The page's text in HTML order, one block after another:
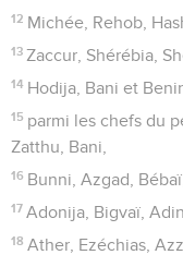
12 Michée, Rehob,
13 Zaccur, Shérébia,
14 Hodija, Bani et
15 parmi les chefs du
Zatthu, Bani,
16 Bunni, Azgad, Bébaï,
17 Adonija, Bigvaï, Adin,
18 Ather, Ezéchias,